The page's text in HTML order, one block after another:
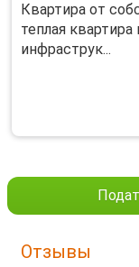
Квартира от
теплая
инфраструк...
Отзывы